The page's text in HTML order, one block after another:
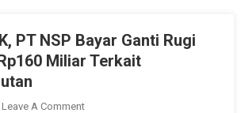
PT NSP Bayar Ganti Rugi
Miliar Terkait
Leave A CommentOn